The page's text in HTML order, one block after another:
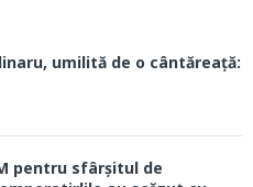
umilită de o cântăreață:
pentru sfârșitul de